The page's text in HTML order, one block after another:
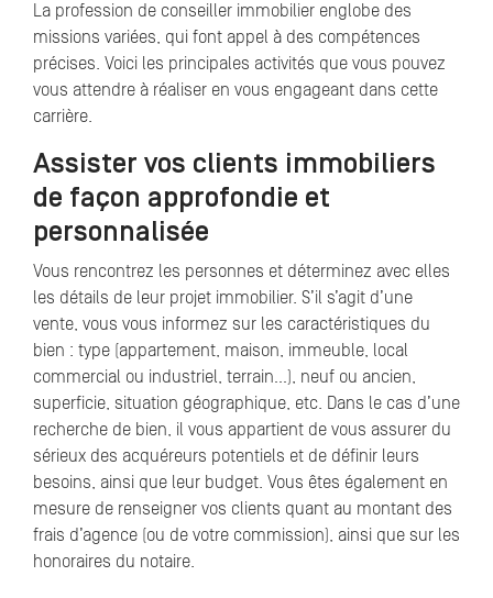
La profession de conseiller immobilier englobe des
missions variées, qui font appel à des compétences
précises. Voici les principales activités que vous pouvez
vous attendre à réaliser en vous engageant dans cette
carrière.
Assister vos clients immobiliers
de façon approfondie et
personnalisée
Vous rencontrez les personnes et déterminez avec elles
les détails de leur projet immobilier. S’il s’agit d’une
vente, vous vous informez sur les caractéristiques du
bien : type (appartement, maison, immeuble, local
commercial ou industriel, terrain…), neuf ou ancien,
superficie, situation géographique, etc. Dans le cas d’une
recherche de bien, il vous appartient de vous assurer du
sérieux des acquéreurs potentiels et de définir leurs
besoins, ainsi que leur budget. Vous êtes également en
mesure de renseigner vos clients quant au montant des
frais d’agence (ou de votre commission), ainsi que sur les
honoraires du notaire.